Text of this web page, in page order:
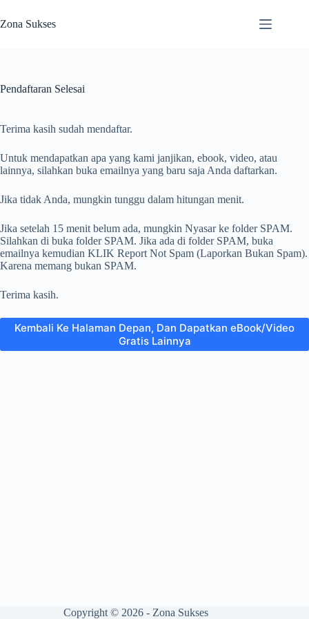
to
content
Zona Sukses
Pendaftaran Selesai
Terima kasih sudah mendaftar.
Untuk mendapatkan apa yang kami janjikan, ebook, video, atau
lainnya, silahkan buka emailnya yang baru saja Anda daftarkan.
Jika tidak Anda, mungkin tunggu dalam hitungan menit.
Jika setelah 15 menit belum ada, mungkin Nyasar ke folder SPAM.
Silahkan di buka folder SPAM. Jika ada di folder SPAM, buka
emailnya kemudian KLIK Report Not Spam (Laporkan Bukan Spam).
Karena memang bukan SPAM.
Terima kasih.
Kembali Ke Halaman Depan, Dan Dapatkan eBook/Video
Gratis Lainnya
Copyright © 2026 - Zona Sukses